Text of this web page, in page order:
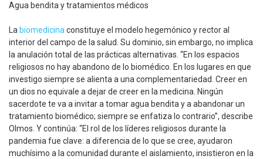
Agua bendita y tratamientos médicos
La biomedicina constituye el modelo hegemónico y rector al
interior del campo de la salud. Su dominio, sin embargo, no implica
la anulación total de las prácticas alternativas. “En los espacios
religiosos no hay abandono de lo biomédico. En los lugares en que
investigo siempre se alienta a una complementariedad. Creer en
un dios no equivale a dejar de creer en la medicina. Ningún
sacerdote te va a invitar a tomar agua bendita y a abandonar un
tratamiento biomédico; siempre se enfatiza lo contrario”, describe
Olmos. Y continúa: “El rol de los líderes religiosos durante la
pandemia fue clave: a diferencia de lo que se cree, ayudaron
muchísimo a la comunidad durante el aislamiento, insistieron en la